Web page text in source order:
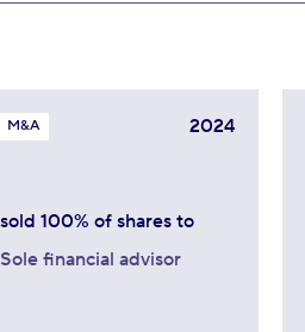
M&A 2024
sold 100% of shares to
Sole financial advisor